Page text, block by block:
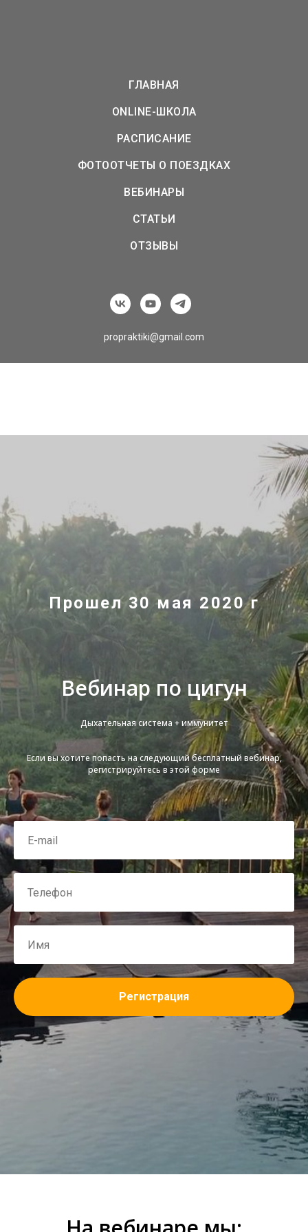
ГЛАВНАЯ
ONLINE-ШКОЛА
РАСПИСАНИЕ
ФОТООТЧЕТЫ О ПОЕЗДКАХ
ВЕБИНАРЫ
СТАТЬИ
ОТЗЫВЫ
propraktiki@gmail.com
Прошел 30 мая 2020 г
Вебинар по цигун
Дыхательная система + иммунитет
Если вы хотите попасть на следующий бесплатный вебинар,
регистрируйтесь в этой форме
Регистрация